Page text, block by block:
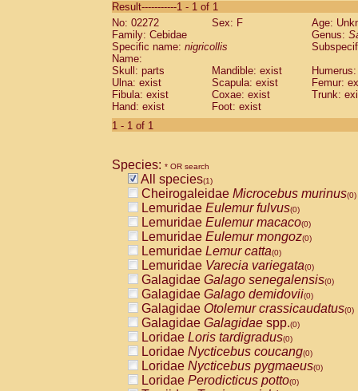
CebidaeSaguinus labiatus(0)
Cebidae Saguinus leucopus (0)
Cebidae
CebidaeSaguinus mystax
Cebidae Saguinus nigricollis (1)
Cebidae Saguinus oedipus
Cebidae Saguinus weddelli
Cebidae Saguinusspp.
Cebidae
CebidaeCebus capucinus
CebidaeCebus nigrivittatus
CebidaeCebus spp.(0)
CebidaeSaimiri boliviensis(0)
CebidaeSaimiri sciureus(0)
AtelidaeAlouatta caraya(0)
AtelidaeAlouatta fusca(0)
AtelidaeAlouatta seniculus(0)
AtelidaeAlouattaspp.(0)
AtelidaeAteles belzebuth(0)
AtelidaeAteles geoffroyi(0)
AtelidaeAteles paniscus(0)
AtelidaeAtelesspp.(0)
AtelidaeLagothrix lagothricha(0)
AtelidaeLagothrix lagothricha cana
PitheciidaeCacajao calvus
Result-----------1 - 1 of 1
No: 02272
Sex: F
Age:
Family: Cebidae
Genus:
Specific name: nigricollis
Name:
Skull: parts
Mandible: exist
Ulna: exist
Scapula: exist
Femur:
Fibula: exist
Coxae: exist
Trunk:
Hand: exist
Foot: exist
1 - 1 of 1
Species: * OR search
All species(1)
Cheirogaleidae Microcebus murinus(0)
Lemuridae Eulemur fulvus(0)
Lemuridae Eulemur macaco(0)
Lemuridae Eulemur mongoz(0)
Lemuridae Lemur catta(0)
Lemuridae Varecia variegata(0)
Galagidae Galago senegalensis(0)
Galagidae Galago demidovii(0)
Galagidae Otolemur crassicaudatus(0)
Galagidae Galagidae spp.(0)
Loridae Loris tardigradus(0)
Loridae Nycticebus coucang(0)
Loridae Nycticebus pygmaeus(0)
Loridae Perodicticus potto(0)